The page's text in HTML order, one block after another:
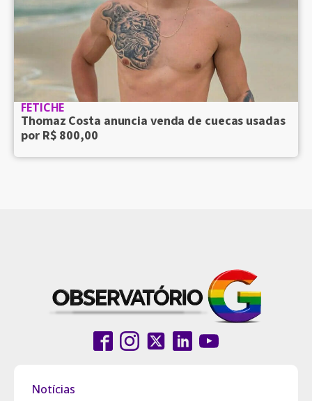
FETICHE
Thomaz Costa anuncia venda de cuecas usadas
por R$ 800,00
Notícias